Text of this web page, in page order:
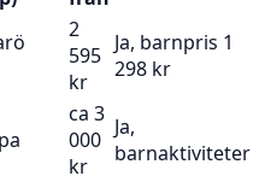
2
595
kr
Ja, barnpris 1
298 kr
ca 3
000
kr
Ja,
barnaktiviteter